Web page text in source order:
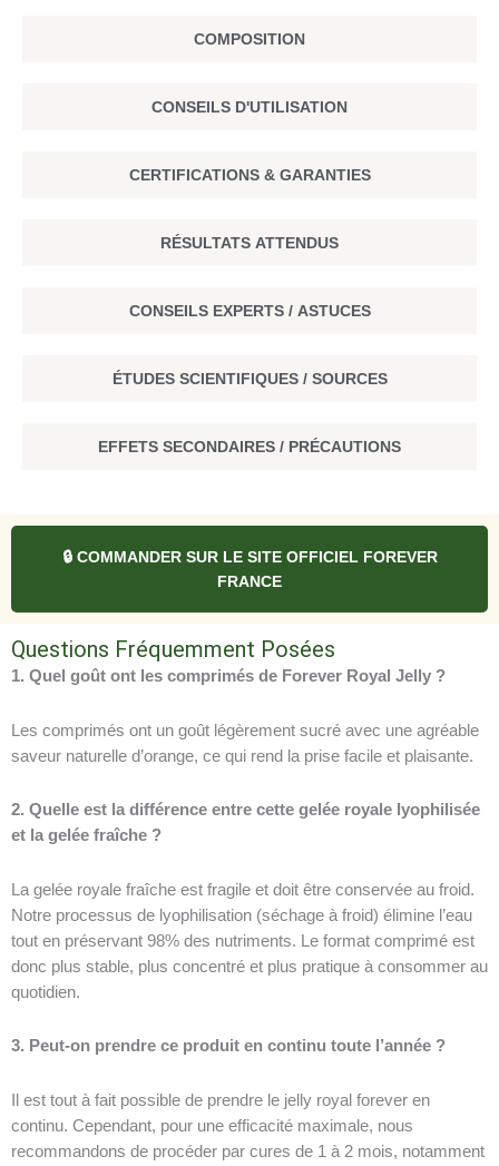
COMPOSITION
CONSEILS D'UTILISATION
CERTIFICATIONS & GARANTIES
RÉSULTATS ATTENDUS
CONSEILS EXPERTS / ASTUCES
ÉTUDES SCIENTIFIQUES / SOURCES
EFFETS SECONDAIRES / PRÉCAUTIONS
🔒 COMMANDER SUR LE SITE OFFICIEL FOREVER
FRANCE
Questions Fréquemment Posées
1. Quel goût ont les comprimés de Forever Royal Jelly ?
Les comprimés ont un goût légèrement sucré avec une agréable
saveur naturelle d’orange, ce qui rend la prise facile et plaisante.
2. Quelle est la différence entre cette gelée royale lyophilisée
et la gelée fraîche ?
La gelée royale fraîche est fragile et doit être conservée au froid.
Notre processus de lyophilisation (séchage à froid) élimine l’eau
tout en préservant 98% des nutriments. Le format comprimé est
donc plus stable, plus concentré et plus pratique à consommer au
quotidien.
3. Peut-on prendre ce produit en continu toute l’année ?
Il est tout à fait possible de prendre le jelly royal forever en
continu. Cependant, pour une efficacité maximale, nous
recommandons de procéder par cures de 1 à 2 mois, notamment